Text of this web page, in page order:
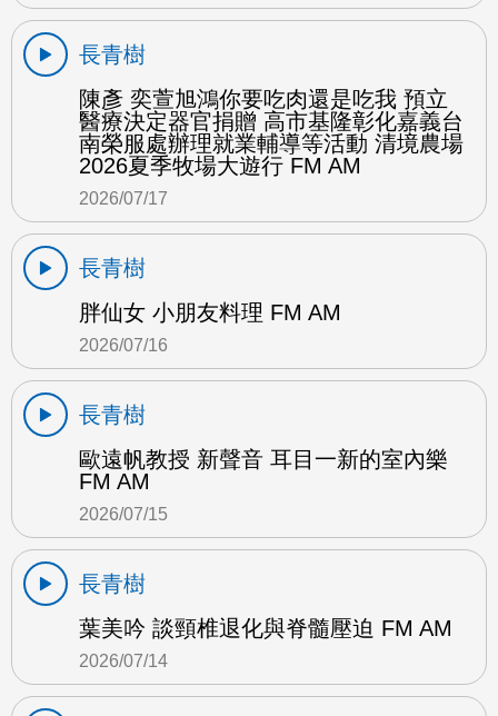
長青樹
陳彥 奕萱旭鴻你要吃肉還是吃我 預立
醫療決定器官捐贈 高市基隆彰化嘉義台
南榮服處辦理就業輔導等活動 清境農場
2026夏季牧場大遊行 FM AM
2026/07/17
長青樹
胖仙女 小朋友料理 FM AM
2026/07/16
長青樹
歐遠帆教授 新聲音 耳目一新的室內樂
FM AM
2026/07/15
長青樹
葉美吟 談頸椎退化與脊髓壓迫 FM AM
2026/07/14